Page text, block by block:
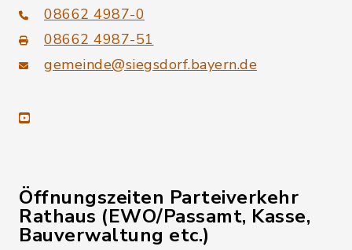
08662 4987-0
08662 4987-51
gemeinde@siegsdorf.bayern.de
youtube
Öffnungszeiten Parteiverkehr
Rathaus (EWO/Passamt, Kasse,
Bauverwaltung etc.)